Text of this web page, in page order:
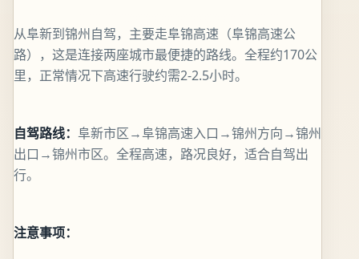
从阜新到锦州自驾，主要走阜锦高速（阜锦高速公
路），这是连接两座城市最便捷的路线。全程约170公
里，正常情况下高速行驶约需2-2.5小时。
自驾路线： 阜新市区→阜锦高速入口→锦州方向→锦州
出口→锦州市区。全程高速，路况良好，适合自驾出
行。
注意事项：